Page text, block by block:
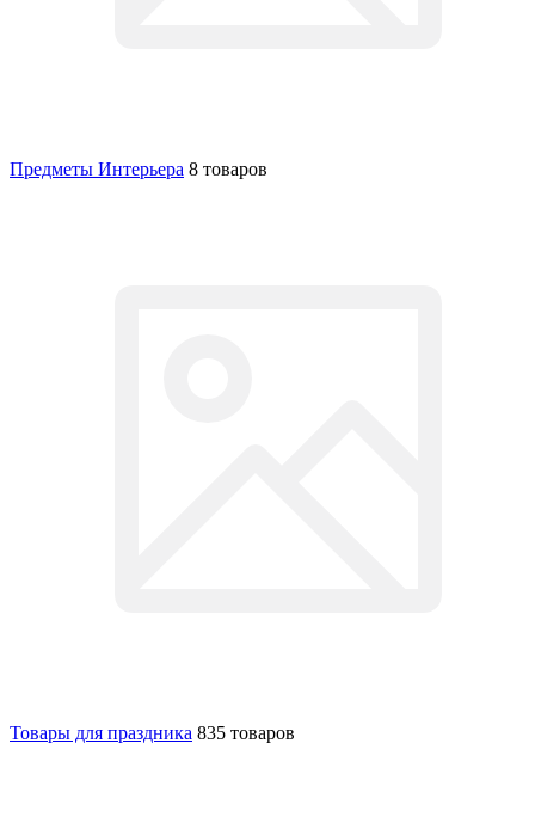
Предметы Интерьера 8 товаров
Товары для праздника 835 товаров